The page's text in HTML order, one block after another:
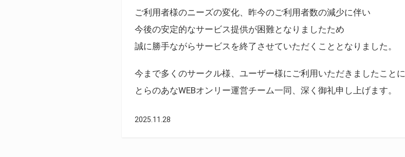
ご利用者様のニーズの変化、昨今のご利用者数の減少に伴い
今後の安定的なサービス提供が困難となりましたため
誠に勝手ながらサービスを終了させていただくこととなりました。
今まで多くのサークル様、ユーザー様にご利用いただきましたことに
とらのあなWEBオンリー運営チーム一同、深く御礼申し上げます。
2025.11.28